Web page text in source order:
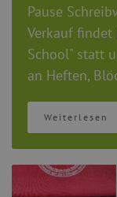
Pause
Verkauf
School" statt
an Heften,
Weiterlesen